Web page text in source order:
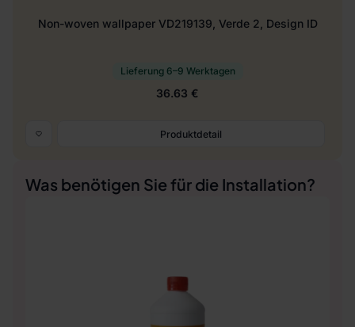
Non-woven wallpaper VD219139, Verde 2, Design ID
Lieferung 6–9 Werktagen
36.63 €
Produktdetail
Was benötigen Sie für die Installation?